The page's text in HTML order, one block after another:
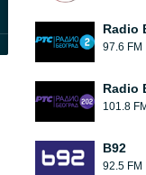
Radio
97.6 FM
Radio
101.8
B92
92.5 FM